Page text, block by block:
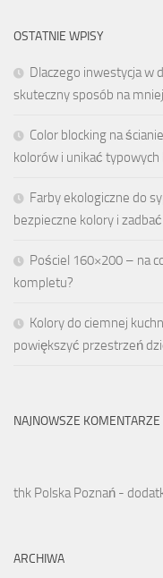
OSTATNIE WPISY
Dlaczego inwestycja w
skuteczny sposób na
Color blocking na
kolorów i unikać typowych
Farby ekologiczne do
bezpieczne kolory i
Pościel 160×200 – na
kompletu?
Kolory do ciemnej
powiększyć przestrzeń
NAJNOWSZE KOMENTARZE
thk Polska Poznań -
ARCHIWA